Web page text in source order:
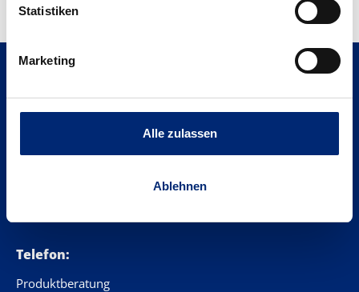
Statistiken
Marketing
Alle zulassen
Ablehnen
Sie erreichen
Telefon:
Produktberatung